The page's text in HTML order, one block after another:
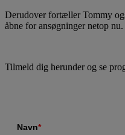
Derudover fortæller Tommy
åbne for ansøgninger netop nu.
Tilmeld dig herunder og se
Navn*